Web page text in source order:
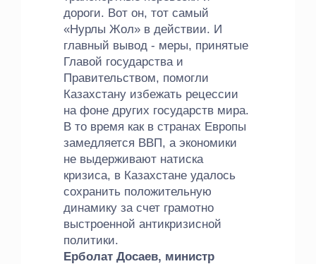
дороги. Вот он, тот самый
«Нурлы Жол» в действии. И
главный вывод - меры, принятые
Главой государства и
Правительством, помогли
Казахстану избежать рецессии
на фоне других государств мира.
В то время как в странах Европы
замедляется ВВП, а экономики
не выдерживают натиска
кризиса, в Казахстане удалось
сохранить положительную
динамику за счет грамотно
выстроенной антикризисной
политики.
Ерболат Досаев, министр